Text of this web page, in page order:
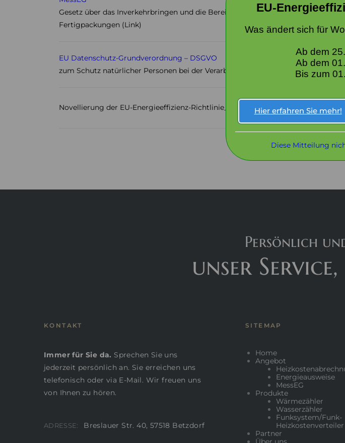
Gesetz über das Inverkehrbringen und die Bereitstellung von Messgeräten auf
Fertigpackungen (Link)
EU Datenschutz-Grundverordnung – DSGVO
zum Schutz natürlicher Personen bei der Verarbeitung personenbezogener
Novellierung der EU-Energieeffizienz-Richtlinie_NEU (PDF)
Persönlich
unser
KONTAKT
Immer für Sie da. Sprechen Sie uns
jederzeit persönlich an. Sie erreichen uns
telefonisch oder via E-Mail. Wir freuen uns
von Ihnen zu hören.
ADRESSE: Breslauer Str. 40, 57518 Betzdorf
SITEMAP
Home
Angebot
Energieausweise
MessEG
Produkte
Wärmezähler
Wasserzähler
Funksystem/Funk-
Heizkostenverteiler
Partner
EU-
Was ändert sich für
Ab dem
Ab dem
Bis zum
Hier erfahren Sie mehr!
Diese Mitteilung